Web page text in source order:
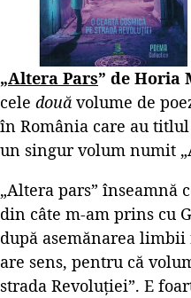
„Altera Pars” de Horia
cele două volume de
în România care au
un singur volum numit
„Altera pars” înseamnă
din câte m-am prins cu
după asemănarea limbii
are sens, pentru că
strada Revoluției”. E